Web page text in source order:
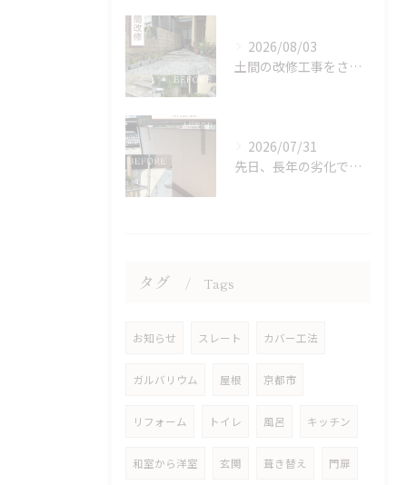
2026/08/03
土間の改修工事をさせていただきました。
2026/07/31
先日、長年の劣化で塗装が浮き上がった塀を、美しく塗り直しまし...
タグ Tags
お知らせ スレート カバー工法
ガルバリウム 屋根 京都市
リフォーム トイレ 風呂 キッチン
和室から洋室 玄関 葺き替え 門扉